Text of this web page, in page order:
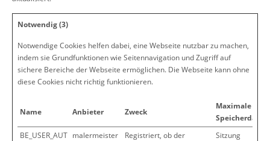
Notwendig (3)
Notwendige Cookies helfen dabei, eine Webseite nutzbar zu machen,
indem sie Grundfunktionen wie Seitennavigation und Zugriff auf
sichere Bereiche der Webseite ermöglichen. Die Webseite kann ohne
diese Cookies nicht richtig funktionieren.
Name Anbieter Zweck
Maximale
Speicherdauer
BE_USER_AUT malermeister
Registriert, ob der
Sitzung